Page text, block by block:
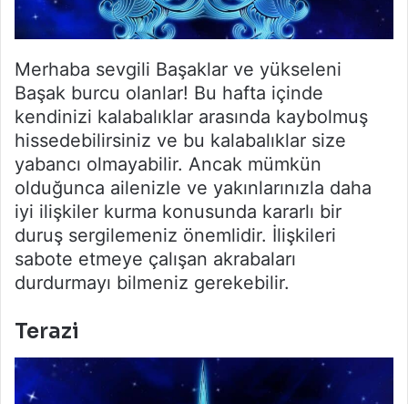
Merhaba sevgili Başaklar ve yükseleni
Başak burcu olanlar! Bu hafta içinde
kendinizi kalabalıklar arasında kaybolmuş
hissedebilirsiniz ve bu kalabalıklar size
yabancı olmayabilir. Ancak mümkün
olduğunca ailenizle ve yakınlarınızla daha
iyi ilişkiler kurma konusunda kararlı bir
duruş sergilemeniz önemlidir. İlişkileri
sabote etmeye çalışan akrabaları
durdurmayı bilmeniz gerekebilir.
Terazi